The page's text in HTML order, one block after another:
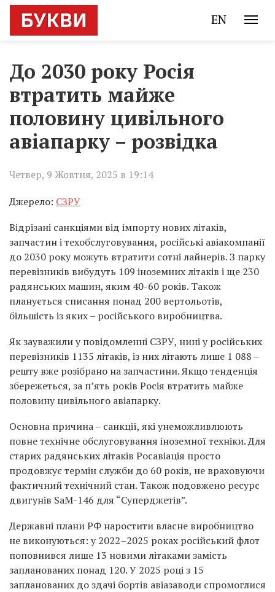
EN
До 2030 року Росія
втратить майже
половину цивільного
авіапарку – розвідка
Четвер, 9 Жовтня, 2025 в 19:14
Джерело: СЗРУ
Відрізані санкціями від імпорту нових літаків,
запчастин і техобслуговування, російські авіакомпанії
до 2030 року можуть втратити сотні лайнерів. З парку
перевізників вибудуть 109 іноземних літаків і ще 230
радянських машин, яким 40-60 років. Також
планується списання понад 200 вертольотів,
більшість із яких – російського виробництва.
Як зауважили у повідомленні СЗРУ, нині у російських
перевізників 1135 літаків, із них літають лише 1 088 –
решту вже розібрано на запчастини. Якщо тенденція
збережеться, за п’ять років Росія втратить майже
половину цивільного авіапарку.
Основна причина – санкції, які унеможливлюють
повне технічне обслуговування іноземної техніки. Для
старих радянських літаків Росавіація просто
продовжує термін служби до 60 років, не враховуючи
фактичний технічний стан. Також подовжено ресурс
двигунів SaM-146 для “Суперджетів”.
Державні плани РФ наростити власне виробництво
не виконуються: у 2022–2025 роках російський флот
поповнився лише 13 новими літаками замість
запланованих понад 120. У 2025 році з 15
запланованих до здачі бортів авіазаводи спромоглися